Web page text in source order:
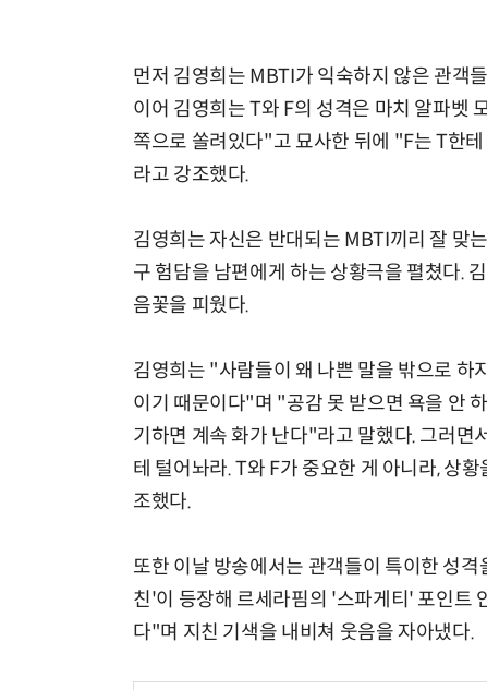
먼저 김영희는 MBTI가 익숙하지 않은 관객
이어 김영희는 T와 F의 성격은 마치 알파벳
쪽으로 쏠려있다"고 묘사한 뒤에 "F는 T한
라고 강조했다.
김영희는 자신은 반대되는 MBTI끼리 잘 맞
구 험담을 남편에게 하는 상황극을 펼쳤다.
음꽃을 피웠다.
김영희는 "사람들이 왜 나쁜 말을 밖으로 하
이기 때문이다"며 "공감 못 받으면 욕을 안
기하면 계속 화가 난다"라고 말했다. 그러면
테 털어놔라. T와 F가 중요한 게 아니라, 상
조했다.
또한 이날 방송에서는 관객들이 특이한 성
친'이 등장해 르세라핌의 '스파게티' 포인트
다"며 지친 기색을 내비쳐 웃음을 자아냈다.